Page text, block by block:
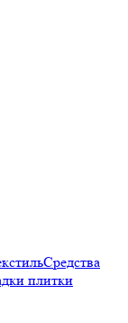
Средства
плитки